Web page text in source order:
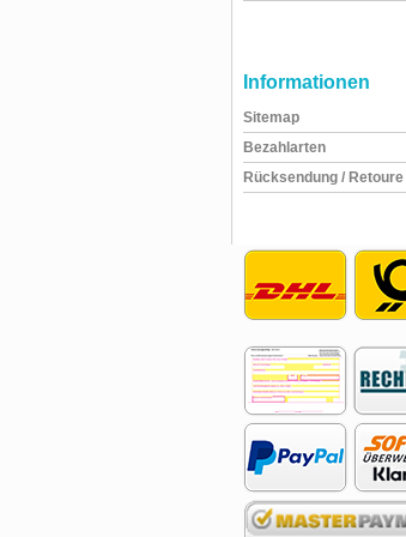
Informationen
Sitemap
Bezahlarten
Rücksendung / Retoure